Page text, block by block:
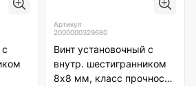
Артикул
2000000329680
Винт установочный с
внутр. шестигранником
8х8 мм, класс прочности